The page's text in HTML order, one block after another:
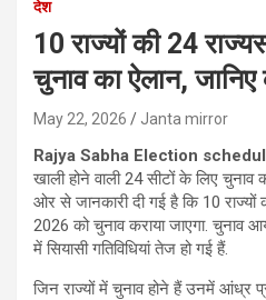
देश
10 राज्यों की 24
चुनाव का ऐलान, जानिए
May 22, 2026 Janta mirror
Rajya Sabha Election
खाली होने वाली 24 सीटों के लिए चुनाव
ओर से जानकारी दी गई है कि 10
2026 को चुनाव कराया जाएगा. चुनाव
में सियासी गतिविधियां तेज हो गई हैं.
जिन राज्यों में चुनाव होने हैं उनमें आंध्र